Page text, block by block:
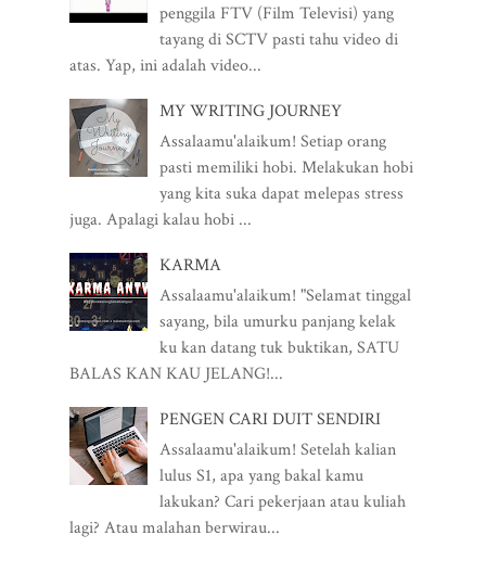
penggila FTV (Film Televisi) yang
tayang di SCTV pasti tahu video di
atas. Yap, ini adalah video...
MY WRITING JOURNEY
Assalaamu'alaikum! Setiap orang
pasti memiliki hobi. Melakukan hobi
yang kita suka dapat melepas stress
juga. Apalagi kalau hobi ...
KARMA
Assalaamu'alaikum! "Selamat tinggal
sayang, bila umurku panjang kelak
ku kan datang tuk buktikan, SATU
BALAS KAN KAU JELANG!...
PENGEN CARI DUIT SENDIRI
Assalaamu'alaikum! Setelah kalian
lulus S1, apa yang bakal kamu
lakukan? Cari pekerjaan atau kuliah
lagi? Atau malahan berwirau...